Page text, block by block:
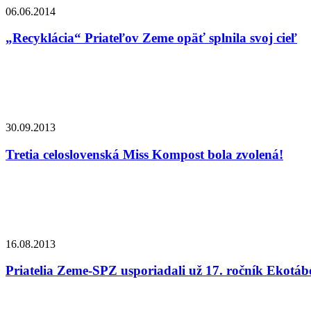
06.06.2014
„Recyklácia“ Priateľov Zeme opäť splnila svoj cieľ
30.09.2013
Tretia celoslovenská Miss Kompost bola zvolená!
16.08.2013
Priatelia Zeme-SPZ usporiadali už 17. ročník